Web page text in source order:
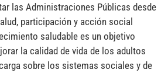
las Administraciones Públicas desde
participación y acción social
saludable es un objetivo
la calidad de vida de los adultos
sobre los sistemas sociales y de